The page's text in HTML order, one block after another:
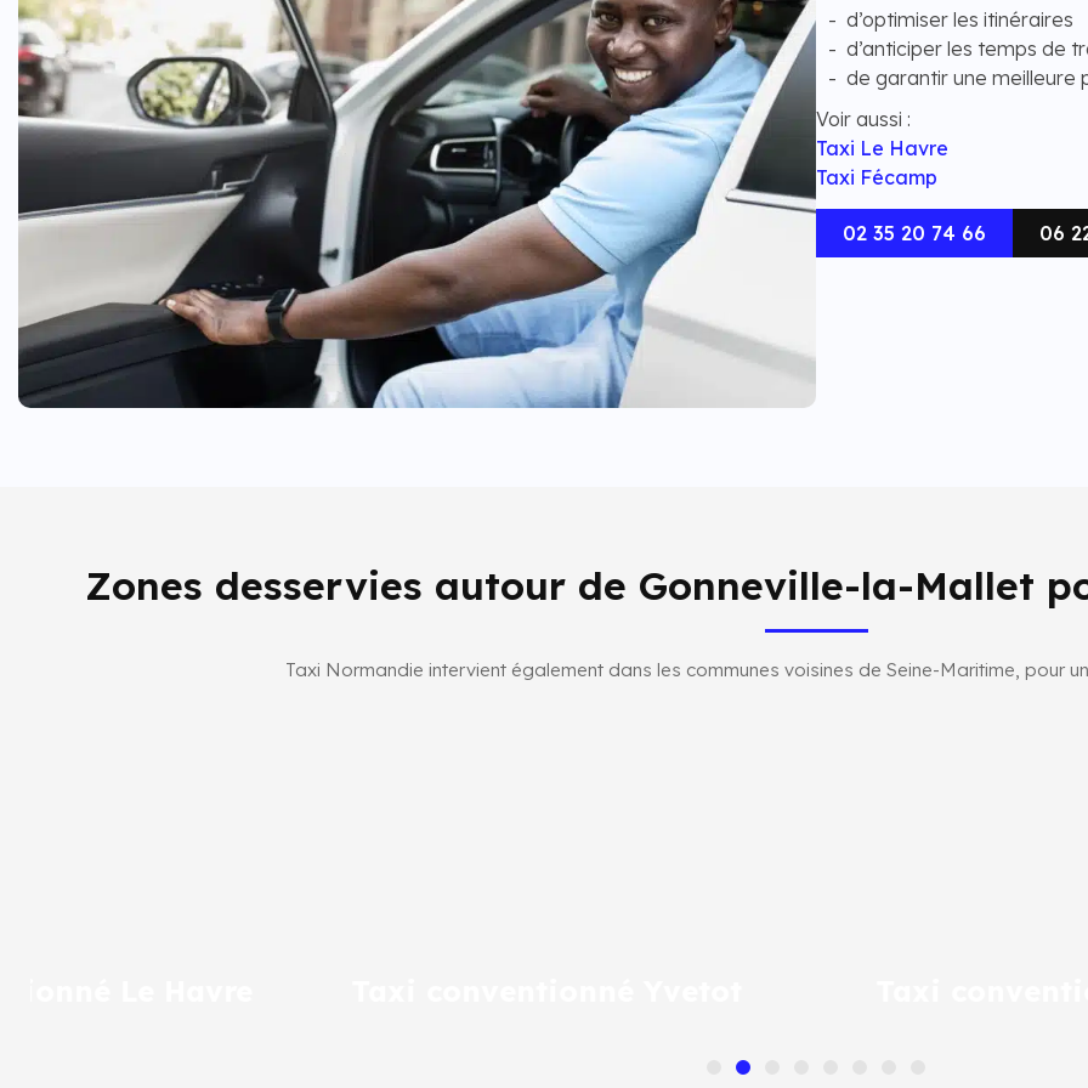
d’optimiser les itinéraires
d’anticiper les temps de
de garantir une meilleure
Voir aussi :
Taxi Le Havre
Taxi Fécamp
02 35 20 74 66 06
Zones desservies autour de Gonneville-la-Mallet
Taxi Normandie intervient également dans les communes voisines de Seine-Maritime, pour